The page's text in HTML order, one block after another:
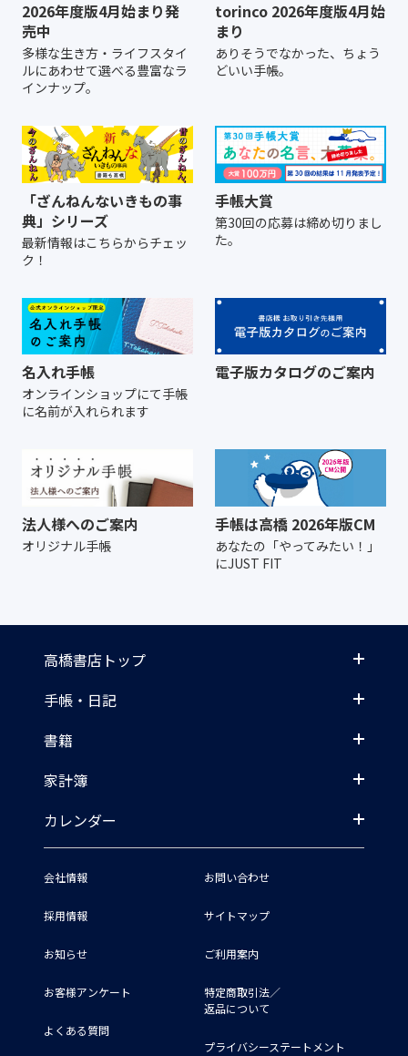
2026年度版4月始まり発
売中
多様な生き方・ライフスタイ
ルにあわせて選べる豊富なラ
インナップ。
torinco 2026年度版4月始
まり
ありそうでなかった、ちょう
どいい手帳。
「ざんねんないきもの事
典」シリーズ
最新情報はこちらからチェッ
ク！
手帳大賞
第30回の応募は締め切りまし
た。
名入れ手帳
オンラインショップにて手帳
に名前が入れられます
電子版カタログのご案内
法人様へのご案内
オリジナル手帳
手帳は高橋 2026年版CM
あなたの「やってみたい！」
にJUST FIT
高橋書店トップ
手帳・日記
書籍
家計簿
カレンダー
会社情報
採用情報
お知らせ
お客様アンケート
よくある質問
お問い合わせ
サイトマップ
ご利用案内
特定商取引法／
返品について
プライバシーステートメント